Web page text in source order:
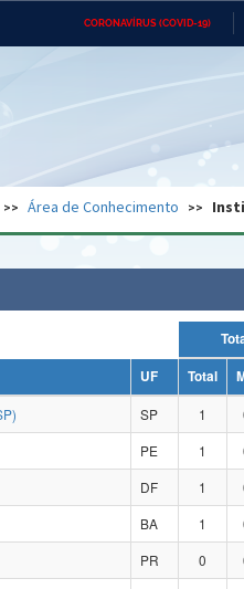
CORONAVÍRUS (COVID-19)
Ministério do Desenvolvimento
Geral da União
Área de Conhecimento
UF Total
SP 1
PE 1
DF 1
BA 1
PR 0